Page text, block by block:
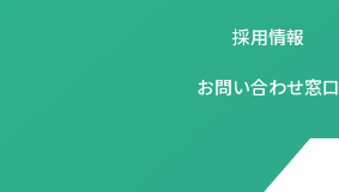
採用情報
お問い合わせ窓口